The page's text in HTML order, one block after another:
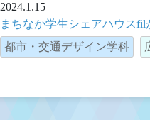
2024.1.15
まちなか学生シェアハウスfil
都市・交通デザイン学科